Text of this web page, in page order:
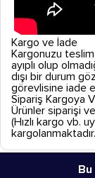
Kargo ve İade
Kargonuzu
ayıplı olup
dışı bir durum
görevlisine iade
Sipariş Kargoya
Ürünler siparişi
(Hızlı kargo vb.
kargolanmaktadır.